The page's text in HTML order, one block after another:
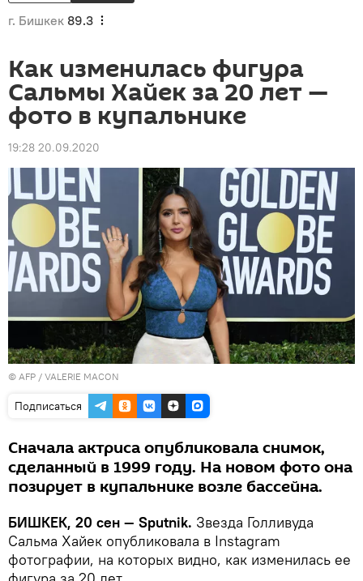
г. Бишкек 89.3
Как изменилась фигура
Сальмы Хайек за 20 лет —
фото в купальнике
19:28 20.09.2020
© AFP / VALERIE MACON
Подписаться
Сначала актриса опубликовала снимок,
сделанный в 1999 году. На новом фото она
позирует в купальнике возле бассейна.
БИШКЕК, 20 сен — Sputnik. Звезда Голливуда
Сальма Хайек опубликовала в Instagram
фотографии, на которых видно, как изменилась ее